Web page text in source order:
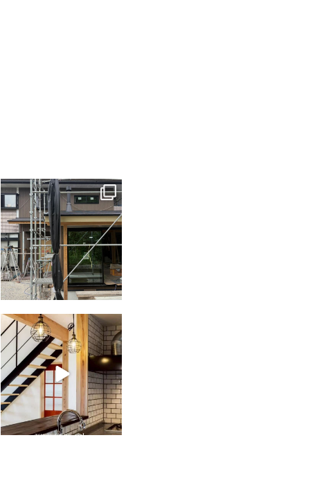
tomohouseinc
6月 3
tomohouseinc
2月 28